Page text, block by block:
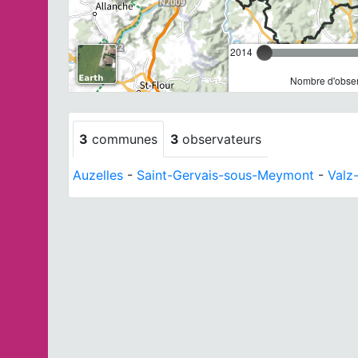
2014
Nombre
3 communes 3 observateurs
Auzelles - Saint-Gervais-sous-Meymont -